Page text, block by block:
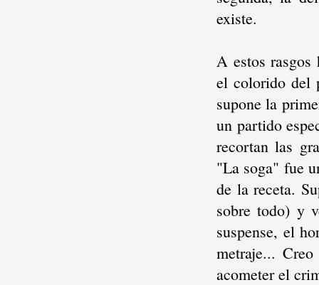
existe.
A estos rasgos
el colorido del
supone la
un partido
recortan las
"La soga" fue
de la receta.
sobre todo) y
suspense, el
metraje...
acometer el